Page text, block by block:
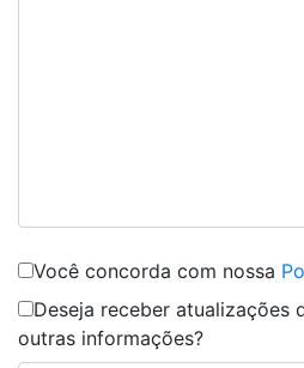
Você concorda com nossa
Deseja receber atualizações
outras informações?